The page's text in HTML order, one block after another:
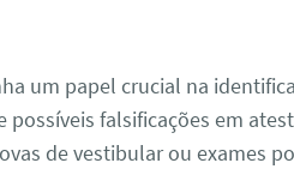
um papel crucial na
possíveis falsificações em
de vestibular ou exames